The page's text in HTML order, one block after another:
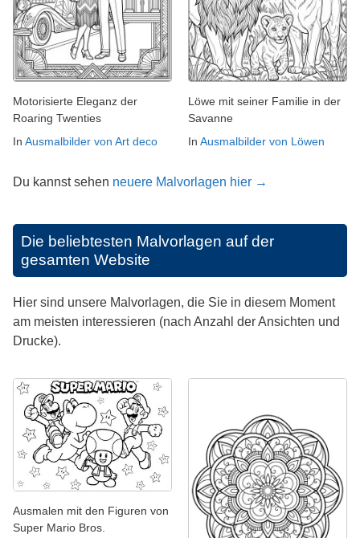
Motorisierte Eleganz der
Roaring Twenties
In Ausmalbilder von Art deco
Löwe mit seiner Familie in der
Savanne
In Ausmalbilder von Löwen
Du kannst sehen neuere Malvorlagen hier →
Die beliebtesten Malvorlagen auf der
gesamten Website
Hier sind unsere Malvorlagen, die Sie in diesem Moment
am meisten interessieren (nach Anzahl der Ansichten und
Drucke).
Ausmalen mit den Figuren von
Super Mario Bros.